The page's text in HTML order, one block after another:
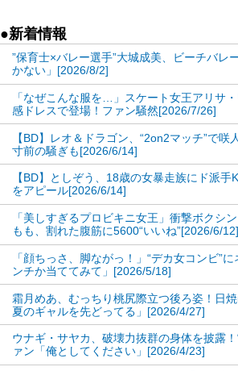
ったけど」とあまり効果はなかっ
打ってもポージングを続けていれ
果も薄いかもしれない。
えな
で
ポージングとイコールのア
イソメトリックトレーニング
は筋肉の伸縮を伴わないた
め、関節への負担が少ないの
が特徴。筋肉の収縮は行わな
いが、筋肉を緊張させ続ける
ことで、筋力アップが期待で
きる。さらに体幹を鍛えられるの
な筋肉を強化し、シェイプアップ
るなど、このトレーニングには良
●新着情報
”保育士×バレー選手”大城成美、ビーチバレ
かない」[2026/8/2]
「なぜこんな服を…」スケート女王アリサ
感ドレスで登場！ファン騒然[2026/7/26]
【BD】レオ＆ドラゴン、“2on2マッチ”で咲
寸前の騒ぎも[2026/6/14]
【BD】としぞう、18歳の女暴走族にド派
をアピール[2026/6/14]
「美しすぎるプロビキニ女王」衝撃ボクシ
もも、割れた腹筋に5600“いいね”[2026/6/12]
「顔ちっさ、脚ながっ！」“デカ女コンビ”
ンチか当ててみて」[2026/5/18]
霜月めあ、むっちり桃尻際立つ後ろ姿！日
夏のギャルを先どってる」[2026/4/27]
ウナギ・サヤカ、破壊力抜群の身体を披露
ァン「俺としてください」[2026/4/23]